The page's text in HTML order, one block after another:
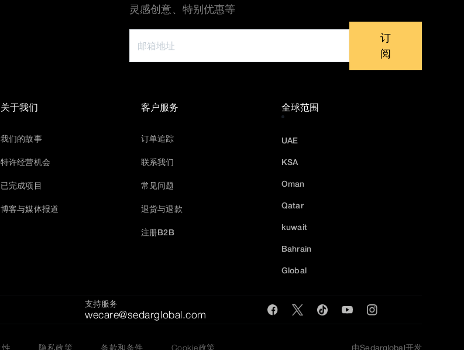
灵感创意、特别优惠等
订
阅
关于我们
我们的故事
特许经营机会
已完成项目
博客与媒体报道
客户服务
订单追踪
联系我们
常见问题
退货与退款
注册B2B
全球范围
UAE
KSA
Oman
Qatar
kuwait
Bahrain
Global
支持服务
wecare@sedarglobal.com
性 隐私政策 条款和条件 Cookie政策 由Sedarglobal开发